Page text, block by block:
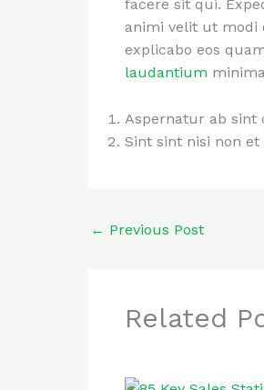
facere sit qui.
animi velit ut modi
explicabo eos
laudantium
Aspernatur ab
Sint sint nisi non
← Previous Post
Related